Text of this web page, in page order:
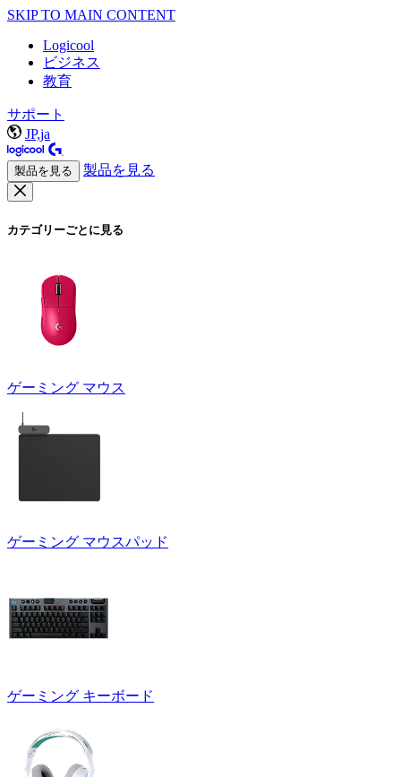
SKIP TO MAIN CONTENT
Logicool
ビジネス
教育
サポート
JP,ja
製品を見る 製品を見る
カテゴリーごとに見る
ゲーミング マウス
ゲーミング マウスパッド
ゲーミング キーボード